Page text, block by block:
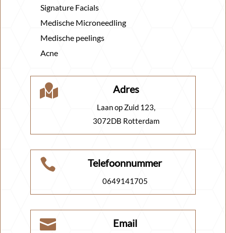
Signature Facials
Medische Microneedling
Medische peelings
Acne
 Adres
Laan op Zuid 123,
3072DB Rotterdam
 Telefoonnummer
0649141705
 Email